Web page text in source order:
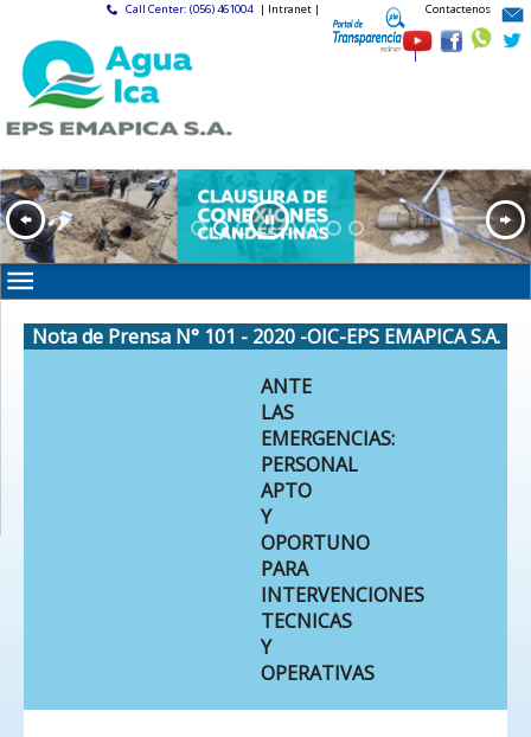
Call Center: (056) 461004 | Intranet |
|
Contactenos
Nota de Prensa N° 101 - 2020 -OIC-EPS EMAPICA S.A.
ANTE
LAS
EMERGENCIAS:
PERSONAL
APTO
Y
OPORTUNO
PARA
INTERVENCIONES
TECNICAS
Y
OPERATIVAS